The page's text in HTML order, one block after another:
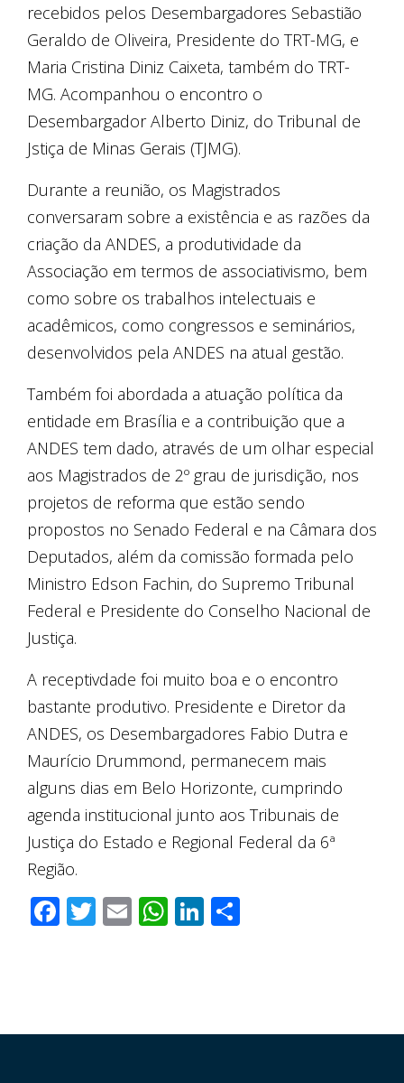
recebidos pelos Desembargadores Sebastião
Geraldo de Oliveira, Presidente do TRT-MG, e
Maria Cristina Diniz Caixeta, também do TRT-
MG. Acompanhou o encontro o
Desembargador Alberto Diniz, do Tribunal de
Jstiça de Minas Gerais (TJMG).
Durante a reunião, os Magistrados
conversaram sobre a existência e as razões da
criação da ANDES, a produtividade da
Associação em termos de associativismo, bem
como sobre os trabalhos intelectuais e
acadêmicos, como congressos e seminários,
desenvolvidos pela ANDES na atual gestão.
Também foi abordada a atuação política da
entidade em Brasília e a contribuição que a
ANDES tem dado, através de um olhar especial
aos Magistrados de 2º grau de jurisdição, nos
projetos de reforma que estão sendo
propostos no Senado Federal e na Câmara dos
Deputados, além da comissão formada pelo
Ministro Edson Fachin, do Supremo Tribunal
Federal e Presidente do Conselho Nacional de
Justiça.
A receptivdade foi muito boa e o encontro
bastante produtivo. Presidente e Diretor da
ANDES, os Desembargadores Fabio Dutra e
Maurício Drummond, permanecem mais
alguns dias em Belo Horizonte, cumprindo
agenda institucional junto aos Tribunais de
Justiça do Estado e Regional Federal da 6ª
Região.
Facebook
Twitter
EmailWhatsApp
LinkedIn